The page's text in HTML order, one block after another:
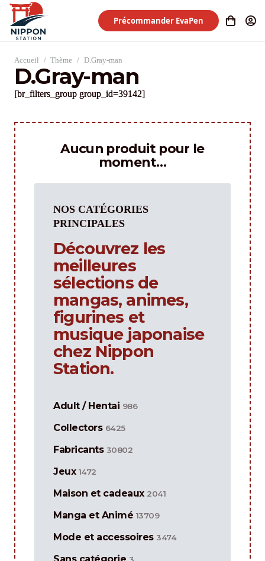
Précommander EvaPen
Accueil / Thème / D.Gray-man
D.Gray-man
[br_filters_group group_id=39142]
Aucun produit pour le
moment…
NOS CATÉGORIES
PRINCIPALES
Découvrez les
meilleures
sélections de
mangas, animes,
figurines et
musique japonaise
chez Nippon
Station.
Adult / Hentai 986
Collectors 6425
Fabricants 30802
Jeux 1472
Maison et cadeaux 2041
Manga et Animé 13709
Mode et accessoires 3474